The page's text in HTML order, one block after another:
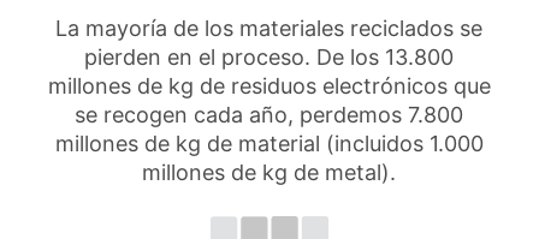
La mayoría de los materiales reciclados se
pierden en el proceso. De los 13.800
millones de kg de residuos electrónicos que
se recogen cada año, perdemos 7.800
millones de kg de material (incluidos 1.000
millones de kg de metal).